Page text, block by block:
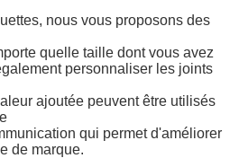
nous vous proposons des
quelle taille dont vous avez
personnaliser les joints
ajoutée peuvent être utilisés
qui permet d'améliorer
de marque.